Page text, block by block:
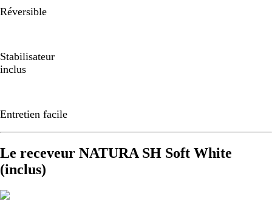
Réversible
Stabilisateur
inclus
Entretien facile
Le receveur NATURA SH Soft White
(inclus)